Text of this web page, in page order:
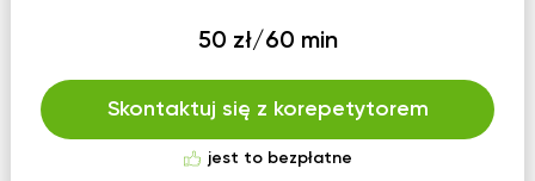
50 zł/60 min
Skontaktuj się z korepetytorem
jest to bezpłatne